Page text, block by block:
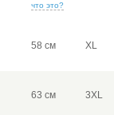
что это?
58 см XL
63 см 3XL